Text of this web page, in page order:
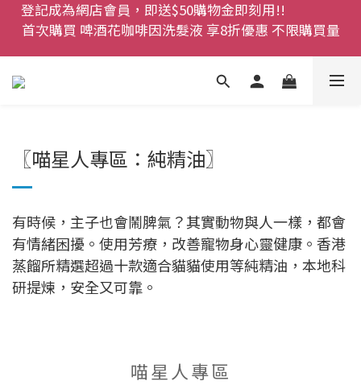
登記成為網店會員，即送$50購物金即刻用!!
首次購買 啤酒花咖啡因洗髮液 享8折優惠 不限購買量
首次購買 啤酒花咖啡因洗髮液 享8折優惠 不限購買量
網店會員一年內累積消費 $4500 即刻變身 VIP 全年正
登記成為網店會員，即送$50購物金即刻用!!
〖喵星人專區：純精油〗
有時候，主子也會鬧脾氣？其實動物與人一樣，都會
有情緒困擾。使用芳療，改善寵物身心靈健康。香港
蒸餾所精選超過十款適合貓貓使用等純精油，本地科
研提煉，安全又可靠。
喵星人專區